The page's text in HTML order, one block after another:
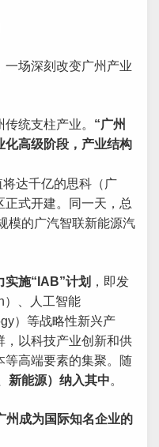
一场深刻改变广州产业
统支柱产业。 “广州
化高级阶段，产业结构
达千亿的思科（广
式开建。同一天，总
模的广汽智联新能源汽
实施“IAB”计划 ，即发
）、人工智能
）等战略性新兴产
，以科技产业创新和供
等高端要素的集聚。随
新能源）纳入其中。
州成为国际知名企业的